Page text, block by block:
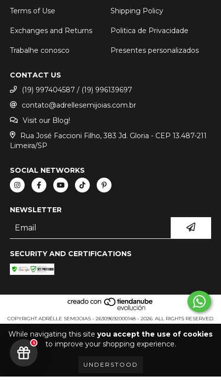
While navigating this site you accept the use of cookies
to improve your shopping experience.
UNDERSTOOD
Terms of Use Shipping Policy
Exchanges and Returns Politica de Privacidade
Trabalhe conosco Presentes personalizados
CONTACT US
(19) 997404587 / (19) 996139697
contato@adrellesemijoias.com.br
Visit our Blog!
Rua José Faccioni Filho, 383 Jd. Gloria - CEP 13.487-211
Limeira/SP
SOCIAL NETWORKS
NEWSLETTER
SECURITY AND CERTIFICATIONS
COPYRIGHT ADRÉLLE SEMIJOIAS - 26309692000148 - 2026. ALL RIGHTS RESERVED.
5